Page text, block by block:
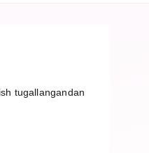
tugallangandan